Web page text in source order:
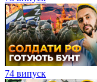
74 випуск